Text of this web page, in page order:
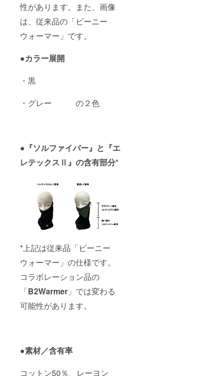
性があります。また、画像
は、従来品の「ビーニー
ウォーマー」です。
●カラー展開
・黒
・グレー の２色
● 『ソルファイバー』と『エ
レテックスⅡ』の含有部分*
*上記は従来品「ビーニー
ウォーマー」の仕様です。
コラボレーション品の
「B2Warmer 」では変わる
可能性があります。
●素材／含有率
コットン50％、レーヨン